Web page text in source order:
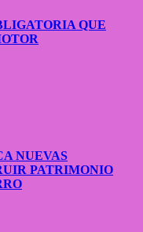
QUE
NUEVAS
PATRIMONIO